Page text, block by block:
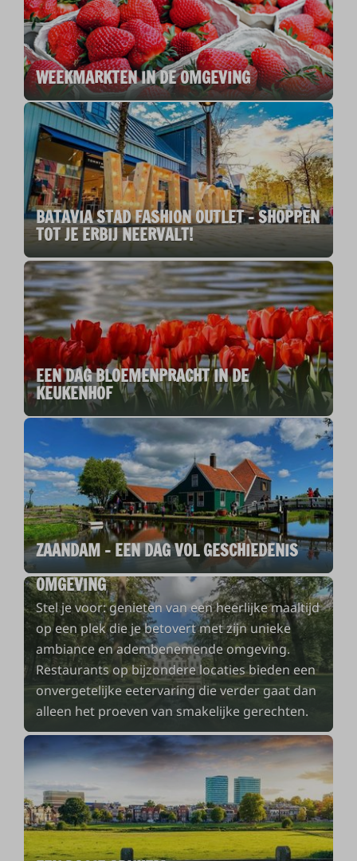
WEEKMARKTEN IN DE OMGEVING
BATAVIA STAD FASHION OUTLET - SHOPPEN
TOT JE ERBIJ NEERVALT!
EEN DAG BLOEMENPRACHT IN DE
KEUKENHOF
ZAANDAM - EEN DAG VOL GESCHIEDENIS
DE MOOISTE LUNCH LOCATIES IN DE
OMGEVING
Stel je voor: genieten van een heerlijke maaltijd
op een plek die je betovert met zijn unieke
ambiance en adembenemende omgeving.
Restaurants op bijzondere locaties bieden een
onvergetelijke eetervaring die verder gaat dan
alleen het proeven van smakelijke gerechten.